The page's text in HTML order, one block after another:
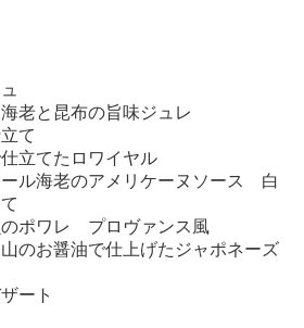
老と昆布の旨味ジュレ
て
立てたロワイヤル
ル海老のアメリケーヌソース 白
のポワレ プロヴァンス風
のお醤油で仕上げたジャポネーズ
ート